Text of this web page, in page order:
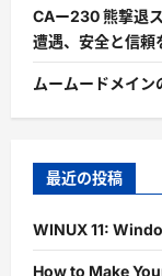
CAー230 熊撃退
遭遇、安全と信頼
ムームードメイン
最近の投稿
WINUX 11:
How to Make